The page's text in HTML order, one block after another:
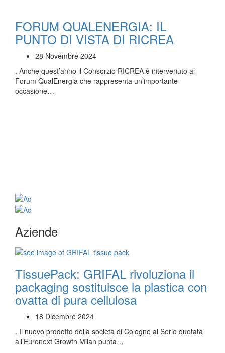
FORUM QUALENERGIA: IL
PUNTO DI VISTA DI RICREA
28 Novembre 2024
. Anche quest’anno il Consorzio RICREA è intervenuto al
Forum QualEnergia che rappresenta un’importante
occasione…
Aziende
TissuePack: GRIFAL rivoluziona il
packaging sostituisce la plastica con
ovatta di pura cellulosa
18 Dicembre 2024
. Il nuovo prodotto della società di Cologno al Serio quotata
all’Euronext Growth Milan punta…